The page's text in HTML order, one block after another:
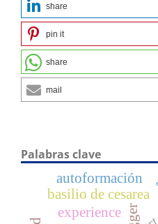
share
pin it
share
mail
Palabras clave
basilio de cesarea
experience
autoformación